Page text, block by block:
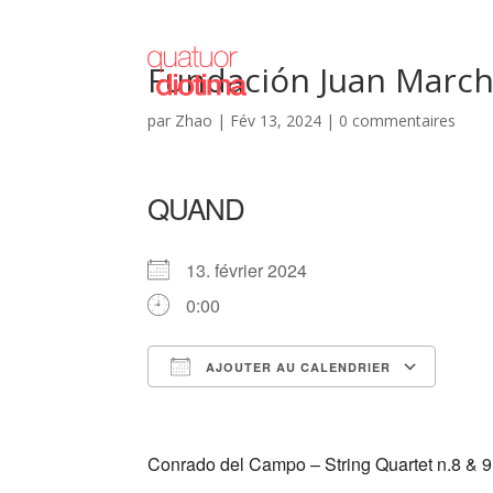
Fundación Juan
par Zhao | Fév 13, 2024 | 0 commentaires
QUAND
13. février 2024
0:00
AJOUTER AU CALENDRIER
Conrado del Campo – String Quartet n.8 & 9